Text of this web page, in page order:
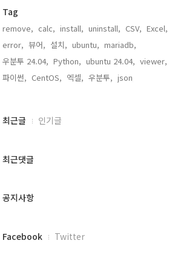
Tag
remove, calc, install, uninstall, CSV, Excel,
error, 뷰어, 설치, ubuntu, mariadb,
우분투 24.04, Python, ubuntu 24.04, viewer,
파이썬, CentOS, 엑셀, 우분투, json,
최
과
글
최근글 인기글
최근댓글
공지사항
페
Facebook Twitter